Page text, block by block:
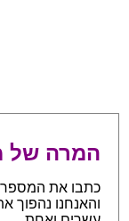
המרה של
והאנחנו